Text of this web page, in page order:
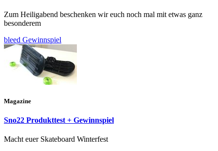
Zum Heiligabend beschenken wir euch noch mal mit etwas ganz
besonderem
bleed Gewinnspiel
Magazine
Sno22 Produkttest + Gewinnspiel
Macht euer Skateboard Winterfest